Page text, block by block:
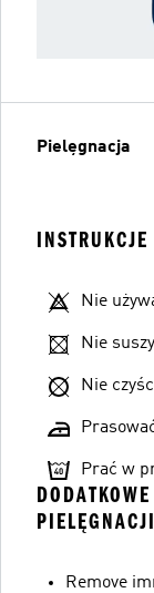
Pielęgnacja
Nie
Nie
Nie
Prać w
PIELĘGNACJI
Remove